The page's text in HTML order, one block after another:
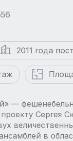
2011 года
—
Сергея
в